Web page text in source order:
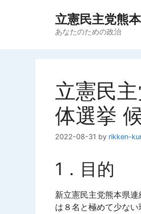
立憲民主党熊
あなたのための政治
立憲民
体選挙
2022-08-31 by rikken-
1．目的
新立憲民主党熊本県
は８名と極めて少ない